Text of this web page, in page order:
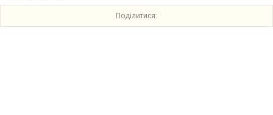
Поділитися: